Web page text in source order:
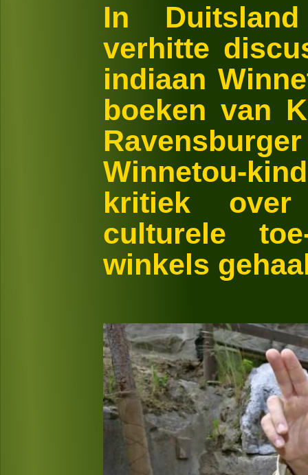
In
verhitte
indiaan
boeken van
Winnetou-
kritiek over
culturele
winkels